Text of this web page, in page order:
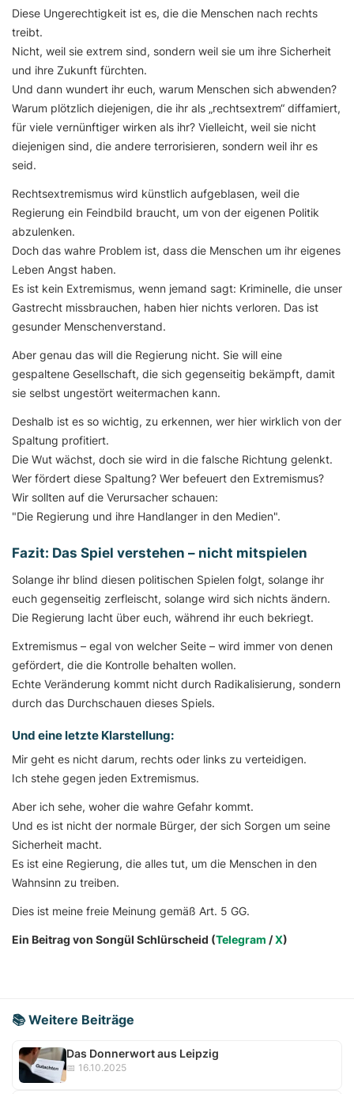
Diese Ungerechtigkeit ist es, die die Menschen nach rechts
treibt.
Nicht, weil sie extrem sind, sondern weil sie um ihre Sicherheit
und ihre Zukunft fürchten.
Und dann wundert ihr euch, warum Menschen sich abwenden?
Warum plötzlich diejenigen, die ihr als „rechtsextrem“ diffamiert,
für viele vernünftiger wirken als ihr? Vielleicht, weil sie nicht
diejenigen sind, die andere terrorisieren, sondern weil ihr es
seid.
Rechtsextremismus wird künstlich aufgeblasen, weil die
Regierung ein Feindbild braucht, um von der eigenen Politik
abzulenken.
Doch das wahre Problem ist, dass die Menschen um ihr eigenes
Leben Angst haben.
Es ist kein Extremismus, wenn jemand sagt: Kriminelle, die unser
Gastrecht missbrauchen, haben hier nichts verloren. Das ist
gesunder Menschenverstand.
Aber genau das will die Regierung nicht. Sie will eine
gespaltene Gesellschaft, die sich gegenseitig bekämpft, damit
sie selbst ungestört weitermachen kann.
Deshalb ist es so wichtig, zu erkennen, wer hier wirklich von der
Spaltung profitiert.
Die Wut wächst, doch sie wird in die falsche Richtung gelenkt.
Wer fördert diese Spaltung? Wer befeuert den Extremismus?
Wir sollten auf die Verursacher schauen:
"Die Regierung und ihre Handlanger in den Medien".
Fazit: Das Spiel verstehen – nicht mitspielen
Solange ihr blind diesen politischen Spielen folgt, solange ihr
euch gegenseitig zerfleischt, solange wird sich nichts ändern.
Die Regierung lacht über euch, während ihr euch bekriegt.
Extremismus – egal von welcher Seite – wird immer von denen
gefördert, die die Kontrolle behalten wollen.
Echte Veränderung kommt nicht durch Radikalisierung, sondern
durch das Durchschauen dieses Spiels.
Und eine letzte Klarstellung:
Mir geht es nicht darum, rechts oder links zu verteidigen.
Ich stehe gegen jeden Extremismus.
Aber ich sehe, woher die wahre Gefahr kommt.
Und es ist nicht der normale Bürger, der sich Sorgen um seine
Sicherheit macht.
Es ist eine Regierung, die alles tut, um die Menschen in den
Wahnsinn zu treiben.
Dies ist meine freie Meinung gemäß Art. 5 GG.
Ein Beitrag von Songül Schlürscheid (Telegram /X)
📚 Weitere Beiträge
Das Donnerwort aus Leipzig
📅 16.10.2025